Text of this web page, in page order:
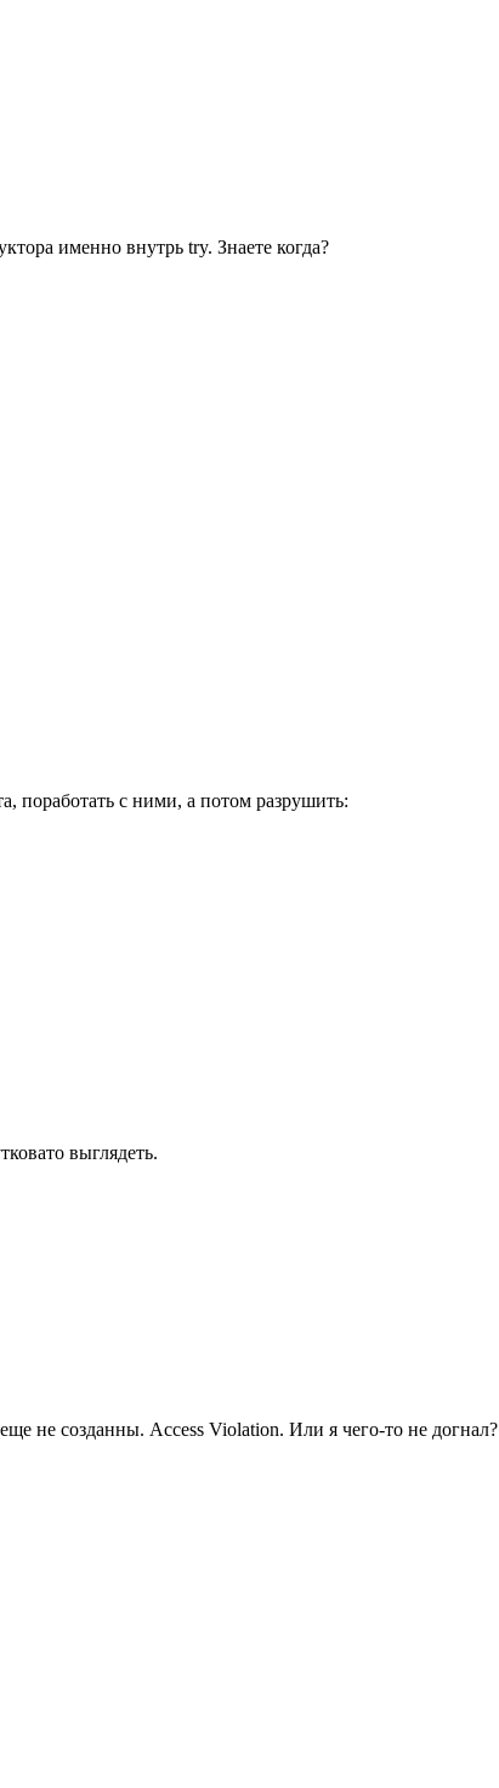
именно внутрь try. Знаете когда?
поработать с ними, а потом разрушить:
выглядеть.
не созданны. Access Violation. Или я чего-то не догнал?